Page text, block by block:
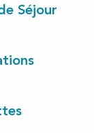
Séjour